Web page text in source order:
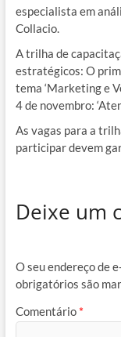
especialista em
Collacio.
A trilha de
estratégicos: O
tema ‘Marketing e
4 de novembro:
As vagas para a
participar devem
Deixe um
O seu endereço de
obrigatórios são
Comentário *